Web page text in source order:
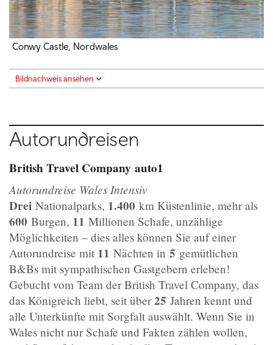
Conwy Castle, Nordwales
Bildnachweis ansehen
Autorundreisen
British Travel Company auto1
Autorundreise Wales Intensiv
Drei Nationalparks, 1.400 km Küstenlinie, mehr als
600 Burgen, 11 Millionen Schafe, unzählige
Möglichkeiten – dies alles können Sie auf einer
Autorundreise mit 11 Nächten in 5 gemütlichen
B&Bs mit sympathischen Gastgebern erleben!
Gebucht vom Team der British Travel Company, das
das Königreich liebt, seit über25 Jahren kennt und
alle Unterkünfte mit Sorgfalt auswählt. Wenn Sie in
Wales nicht nur Schafe und Fakten zählen wollen,